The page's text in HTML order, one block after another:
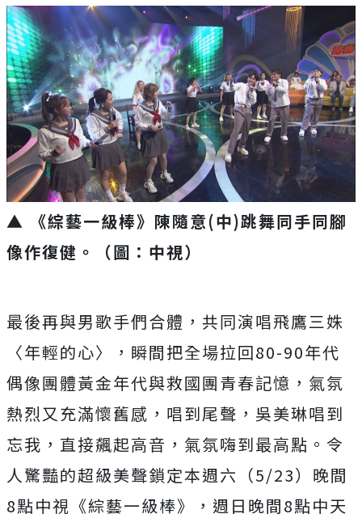
▲ 《綜藝一級棒》陳隨意(中)跳舞同手同腳
像作復健。（圖：中視）
最後再與男歌手們合體， 共同演唱飛鷹三姝
〈年輕的心〉，瞬間把全場拉回80-90年代
偶像團體黃金年代與救國團青春記憶，氣氛
熱烈又充滿懷舊感， 唱到尾聲，吳美琳唱到
忘我，直接飆起高音，氣氛嗨到最高點。 令
人驚豔的超級美聲鎖定本週六（5/23）晚間
8點中視《綜藝一級棒》，週日晚間8點中天